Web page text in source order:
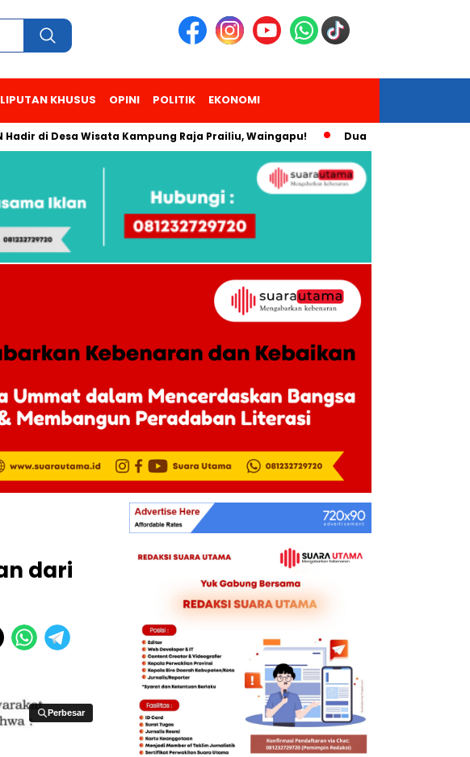
LIPUTAN KHUSUS OPINI POLITIK EKONOMI
Desa Wisata Kampung Raja Prailiu, Waingapu! Dua Pendaki Gunung
dari
Perbesar
Perbesar